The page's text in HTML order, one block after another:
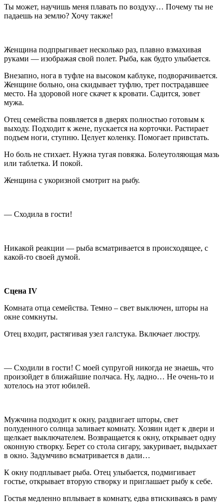
Ты может, научишь меня плавать по воздуху… Почему ты не
падаешь на землю? Хочу также!
Женщина подпрыгивает несколько раз, плавно взмахивая
руками — изображая свой полет. Рыба, как будто улыбается.
Внезапно, нога в туфле на высоком каблуке, подворачивается.
Женщине больно, она скидывает туфлю, трет пострадавшее
место. На здоровой ноге скачет к кровати. Садится, зовет
мужа.
Отец семейства появляется в дверях полностью готовым к
выходу. Подходит к жене, пускается на корточки. Растирает
подъем ноги, ступню. Целует коленку. Помогает привстать.
Но боль не стихает. Нужна тугая повязка. Болеутоляющая мазь
или таблетка. И покой.
Женщина с укоризной смотрит на рыбу.
— Сходила в гости!
Никакой реакции — рыба всматривается в происходящее, с
какой-то своей думой.
Сцена IV
Комната отца семейства. Темно – свет выключен, шторы на
окне сомкнуты.
Отец входит, растягивая узел галстука. Включает люстру.
— Сходили в гости! С моей супругой никогда не знаешь, что
произойдет в ближайшие полчаса. Ну, ладно… Не очень-то и
хотелось на этот юбилей.
Мужчина подходит к окну, раздвигает шторы, свет
полуденного солнца заливает комнату. Хозяин идет к двери и
щелкает выключателем. Возвращается к окну, открывает одну
оконную створку. Берет со стола сигару, закуривает, выдыхает
в окно. Задумчиво всматривается в дали…
К окну подплывает рыба. Отец улыбается, подмигивает
гостье, открывает вторую створку и приглашает рыбу к себе.
Гостья медленно вплывает в комнату, едва втискиваясь в раму